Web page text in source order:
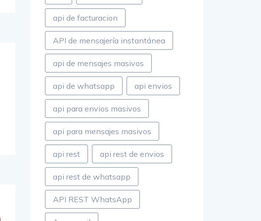
api de facturacion
API de mensajería instantánea
api de mensajes masivos
api de whatsapp api envios
api para envios masivos
api para mensajes masivos
api rest api rest de envios
api rest de whatsapp
API REST WhatsApp